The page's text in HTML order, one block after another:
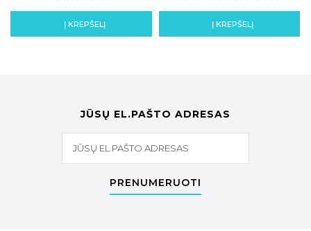
Į KREPŠELĮ Į KREPŠELĮ
JŪSŲ EL.PAŠTO ADRESAS
PRENUMERUOTI